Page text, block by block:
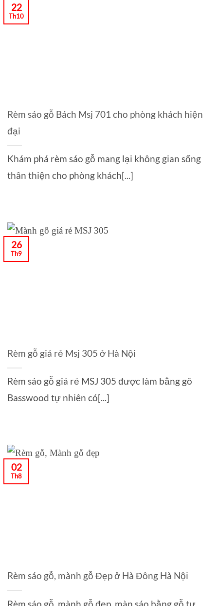
Rèm sáo gỗ Bách Msj 701 cho phòng khách hiện
đại
Khám phá rèm sáo gỗ mang lại không gian sống
thân thiện cho phòng khách[...]
22
Th10
Rèm gỗ giá rẻ Msj 305 ở Hà Nội
Rèm sáo gỗ giá rẻ MSJ 305 được làm bằng gô
Basswood tự nhiên có[...]
26
Th9
Rèm sáo gỗ, mành gỗ Đẹp ở Hà Đông Hà Nội
Rèm sáo gỗ, mành gỗ đẹp, màn sáo bằng gỗ tự
02
Th8